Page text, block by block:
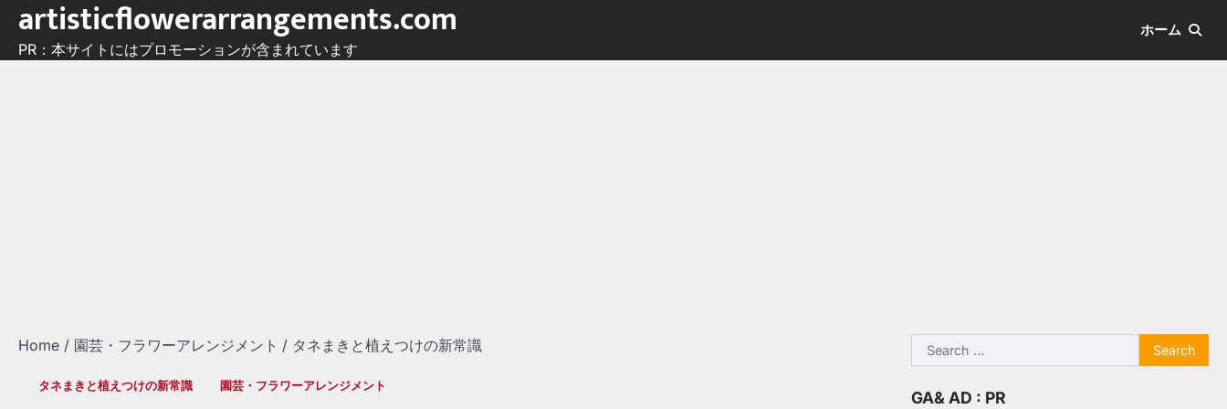
Skip
content
artisticflowerarrangements.com
PR：本サイトにはプロモーションが含まれています
ホーム
Home 園芸・フラワーアレンジメント タネまきと植えつけの新常識
タネまきと植えつけの新常識 園芸・フラワーアレンジメント
Search
for:
GA& AD : PR